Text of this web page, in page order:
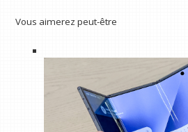
Vous aimerez peut-être